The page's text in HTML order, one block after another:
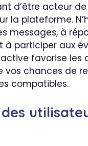
d’être acteur
la plateforme.
messages, à
à participer aux
favorise les
vos chances de
compatibles.